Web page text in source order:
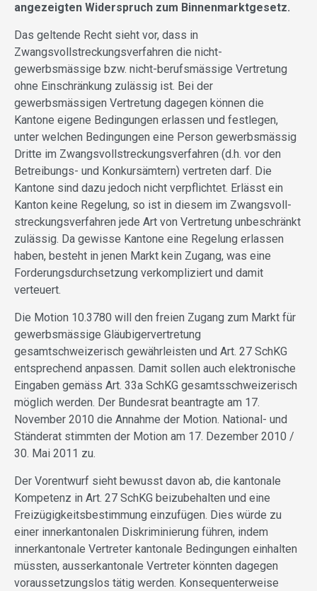
angezeigten Widerspruch zum Binnenmarktgesetz.
Das geltende Recht sieht vor, dass in
Zwangsvollstreckungsverfahren die nicht-
gewerbsmässige bzw. nicht-berufsmässige Vertretung
ohne Einschränkung zulässig ist. Bei der
gewerbsmässigen Vertretung dagegen können die
Kantone eigene Bedingungen erlassen und festlegen,
unter welchen Bedingungen eine Person gewerbsmässig
Dritte im Zwangsvollstreckungsverfahren (d.h. vor den
Betreibungs- und Konkursämtern) vertreten darf. Die
Kantone sind dazu jedoch nicht verpflichtet. Erlässt ein
Kanton keine Regelung, so ist in diesem im Zwangsvoll-
streckungsverfahren jede Art von Vertretung unbeschränkt
zulässig. Da gewisse Kantone eine Regelung erlassen
haben, besteht in jenen Markt kein Zugang, was eine
Forderungsdurchsetzung verkompliziert und damit
verteuert.
Die Motion 10.3780 will den freien Zugang zum Markt für
gewerbsmässige Gläubigervertretung
gesamtschweizerisch gewährleisten und Art. 27 SchKG
entsprechend anpassen. Damit sollen auch elektronische
Eingaben gemäss Art. 33a SchKG gesamtsschweizerisch
möglich werden. Der Bundesrat beantragte am 17.
November 2010 die Annahme der Motion. National- und
Ständerat stimmten der Motion am 17. Dezember 2010 /
30. Mai 2011 zu.
Der Vorentwurf sieht bewusst davon ab, die kantonale
Kompetenz in Art. 27 SchKG beizubehalten und eine
Freizügigkeitsbestimmung einzufügen. Dies würde zu
einer innerkantonalen Diskriminierung führen, indem
innerkantonale Vertreter kantonale Bedingungen einhalten
müssten, ausserkantonale Vertreter könnten dagegen
voraussetzungslos tätig werden. Konsequenterweise